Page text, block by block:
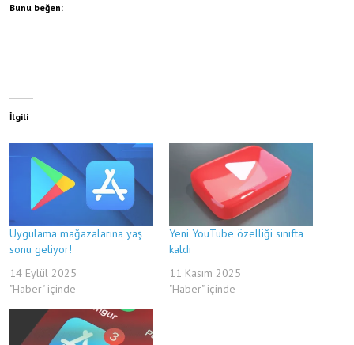
Bunu beğen:
İlgili
Uygulama mağazalarına yaş
sonu geliyor!
14 Eylül 2025
"Haber" içinde
Yeni YouTube özelliği sınıfta
kaldı
11 Kasım 2025
"Haber" içinde